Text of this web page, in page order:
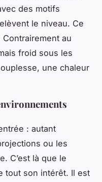
des motifs
le niveau. Ce
au
froid sous les
une chaleur
: autant
ou les
C’est là que le
tout son intérêt. Il est